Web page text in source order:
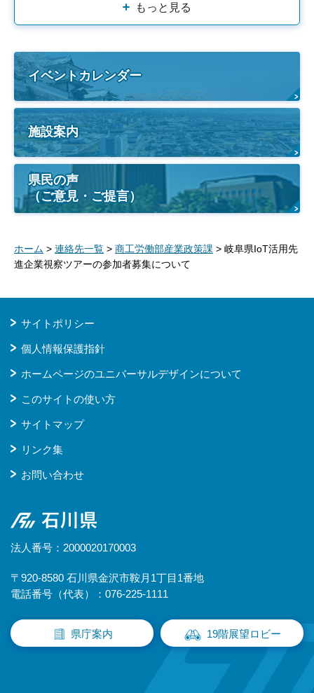
もっと見る
イベントカレンダー
施設案内
県民の声
（ご意見・ご提言）
ホーム > 連絡先一覧 > 商工労働部産業政策課 > 岐阜県IoT活用先
進企業視察ツアーの参加者募集について
サイトポリシー
個人情報保護指針
ホームページのユニバーサルデザインについて
このサイトの使い方
サイトマップ
リンク集
お問い合わせ
石川県
法人番号：2000020170003
〒920-8580 石川県金沢市鞍月1丁目1番地
電話番号（代表）：076-225-1111
県庁案内 19階展望ロビー